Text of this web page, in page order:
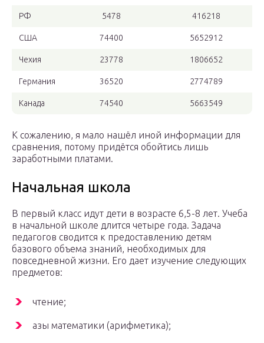
РФ 5478 416218
США 74400 5652912
Чехия 23778 1806652
Германия 36520 2774789
Канада 74540 5663549
К сожалению, я мало нашёл иной информации для
сравнения, потому придётся обойтись лишь
заработными платами.
Начальная школа
В первый класс идут дети в возрасте 6,5-8 лет. Учеба
в начальной школе длится четыре года. Задача
педагогов сводится к предоставлению детям
базового объема знаний, необходимых для
повседневной жизни. Его дает изучение следующих
предметов:
чтение;
азы математики (арифметика);